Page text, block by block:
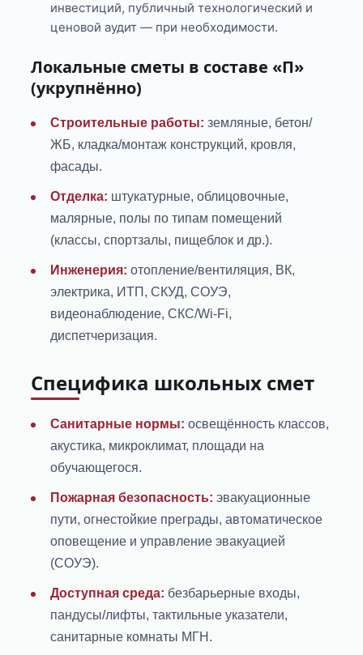
инвестиций, публичный технологический и
ценовой аудит — при необходимости.
Локальные сметы в составе «П»
(укрупнённо)
Строительные работы: земляные, бетон/
ЖБ, кладка/монтаж конструкций, кровля,
фасады.
Отделка: штукатурные, облицовочные,
малярные, полы по типам помещений
(классы, спортзалы, пищеблок и др.).
Инженерия: отопление/вентиляция, ВК,
электрика, ИТП, СКУД, СОУЭ,
видеонаблюдение, СКС/Wi-Fi,
диспетчеризация.
Специфика школьных смет
Санитарные нормы: освещённость классов,
акустика, микроклимат, площади на
обучающегося.
Пожарная безопасность: эвакуационные
пути, огнестойкие преграды, автоматическое
оповещение и управление эвакуацией
(СОУЭ).
Доступная среда: безбарьерные входы,
пандусы/лифты, тактильные указатели,
санитарные комнаты МГН.